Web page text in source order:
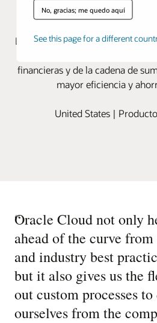
No, gracias; me quedo aquí
See this page for a different
estandariza con
La cooperativa láctea
financieras y de la cadena de
mayor eficiencia y
United States |
“
Oracle Cloud not only
ahead of the curve
and industry best
but it also gives us the
out custom processes
ourselves from the